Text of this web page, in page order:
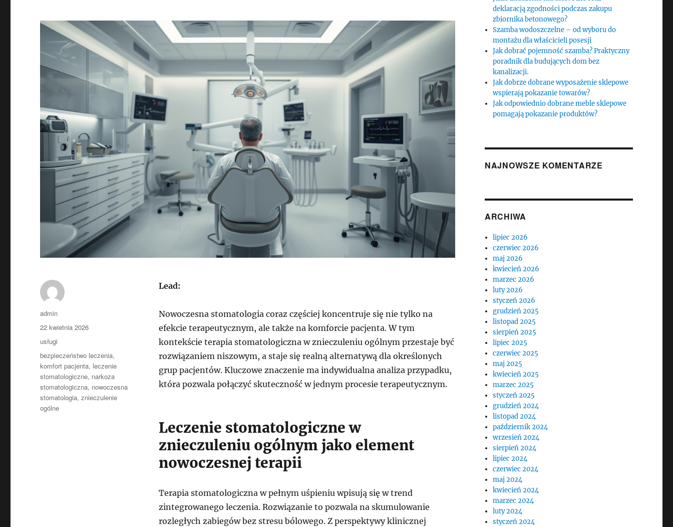
Lead:
Nowoczesna stomatologia coraz częściej koncentruje się nie tylko na
efekcie terapeutycznym, ale także na komforcie pacjenta. W tym
kontekście terapia stomatologiczna w znieczuleniu ogólnym przestaje być
rozwiązaniem niszowym, a staje się realną alternatywą dla określonych
grup pacjentów. Kluczowe znaczenie ma indywidualna analiza przypadku,
która pozwala połączyć skuteczność w jednym procesie terapeutycznym.
Leczenie stomatologiczne w
znieczuleniu ogólnym jako element
nowoczesnej terapii
Terapia stomatologiczna w pełnym uśpieniu wpisują się w trend
zintegrowanego leczenia. Rozwiązanie to pozwala na skumulowanie
rozległych zabiegów bez stresu bólowego. Z perspektywy klinicznej
Autor
admin
Data
publikacji
22 kwietnia 2026
Kategorie
usługi
Tagi
bezpieczeństwo leczenia,
komfort pacjenta, leczenie
stomatologiczne, narkoza
stomatologiczna, nowoczesna
stomatologia,znieczulenie
ogólne
deklaracją zgodności podczas zakupu
zbiornika betonowego?
Szamba wodoszczelne – od wyboru do
montażu dla właścicieli posesji
Jak dobrać pojemność szamba? Praktyczny
poradnik dla budujących dom bez
kanalizacji.
Jak dobrze dobrane wyposażenie sklepowe
wspierają pokazanie towarów?
Jak odpowiednio dobrane meble sklepowe
pomagają pokazanie produktów?
NAJNOWSZE KOMENTARZE
ARCHIWA
lipiec 2026
czerwiec 2026
maj 2026
kwiecień 2026
marzec 2026
luty 2026
styczeń 2026
grudzień 2025
listopad 2025
sierpień 2025
lipiec 2025
czerwiec 2025
maj 2025
kwiecień 2025
marzec 2025
styczeń 2025
grudzień 2024
listopad 2024
październik 2024
wrzesień 2024
sierpień 2024
lipiec 2024
czerwiec 2024
maj 2024
kwiecień 2024
marzec 2024
luty 2024
styczeń 2024